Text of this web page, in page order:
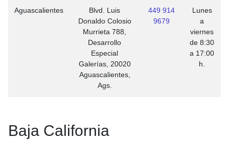
Aguascalientes
Blvd. Luis
Donaldo Colosio
Murrieta 788,
Desarrollo
Especial
Galerías, 20020
Aguascalientes,
Ags.
449 914
9679
Lunes
a
viernes
de 8:30
a 17:00
h.
Baja California